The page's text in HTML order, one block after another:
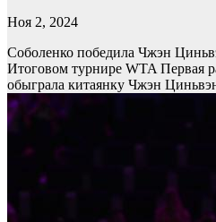
Ноя 2, 2024
Соболенко победила Чжэн
Итоговом турнире WTAПервая
обыграла китаянку Чжэн